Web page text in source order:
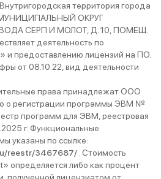
территория города
МУНИЦИПАЛЬНЫЙ ОКРУГ
СЕРП И МОЛОТ, Д. 10, ПОМЕЩ.
деятельность по
и предоставлению лицензий на ПО.
от 08.10.22, вид деятельности
права принадлежат ООО
о регистрации программы ЭВМ №
программ для ЭВМ, реестровая
г. Функциональные
указаны по ссылке:
reestr/3467687/ . Стоимость
определяется либо как процент